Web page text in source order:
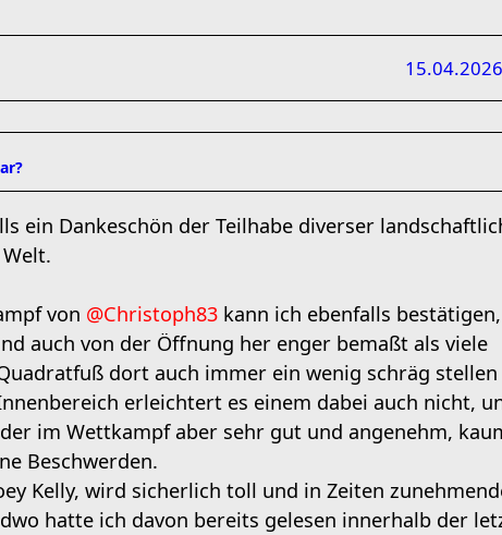
ein Dankeschön der Teilhabe diverser
von @Christoph83 kann ich ebenfalls
auch von der Öffnung her enger bemaßt als viele
dort auch immer ein wenig schräg
erleichtert es einem dabei auch nicht,
im Wettkampf aber sehr gut und angenehm,
Beschwerden.
Kelly, wird sicherlich toll und in Zeiten
hatte ich davon bereits gelesen innerhalb der